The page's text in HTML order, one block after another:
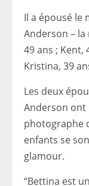
Il a épousé le
Anderson –
49 ans ; Kent,
Kristina, 39
Les deux
Anderson ont
photographe
enfants se
glamour.
“Bettina est